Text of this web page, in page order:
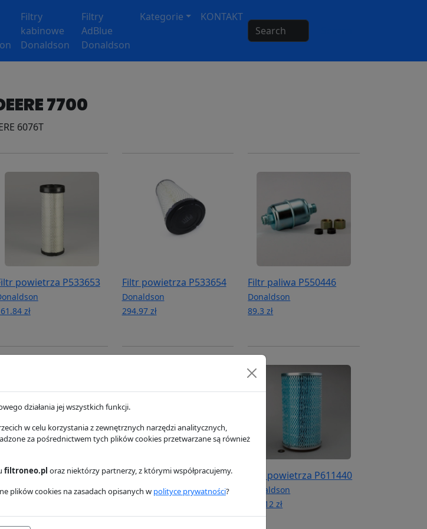
Filtry
kabinowe
Donaldson
Filtry
AdBlue
Donaldson
Kategorie
KONTAKT
7700
6076T
powietrza P533653
zł
Filtr powietrza P533654
Donaldson
294.97 zł
Filtr paliwa P550446
Donaldson
89.3 zł
oleju P558329
Filtr hydrauliczny
P569401
206.27 zł
Filtr powietrza P611440
Donaldson
125.12 zł
działania jej wszystkich funkcji.
w celu korzystania z zewnętrznych narzędzi analitycznych,
za pośrednictwem tych plików cookies przetwarzane są również
filtroneo.pl oraz niektórzy partnerzy, z którymi współpracujemy.
plików cookies na zasadach opisanych w polityce prywatności?